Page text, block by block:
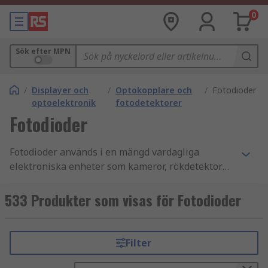
0
Sök efter MPN
/ Displayer och
optoelektronik
/ Optokopplare och
fotodetektorer
/ Fotodioder
Fotodioder
Fotodioder används i en mängd vardagliga
elektroniska enheter som kameror, rökdetektorer,
tillämpningar, CD-spelare och mätinstrument för
att nämna några. Du kan läsa mer i vårguide om
som ljussensorer eller detektorer. När ljus når en
fotodiod omvandlas detta till elektrisk energi i
533 Produkter som visas för Fotodioder
Filter